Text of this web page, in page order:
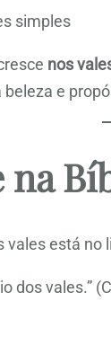
simples
nos
e
na
está no
dos vales.”